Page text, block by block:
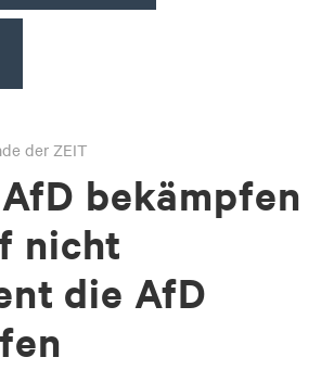
der ZEIT
bekämpfen
nicht
die AfD